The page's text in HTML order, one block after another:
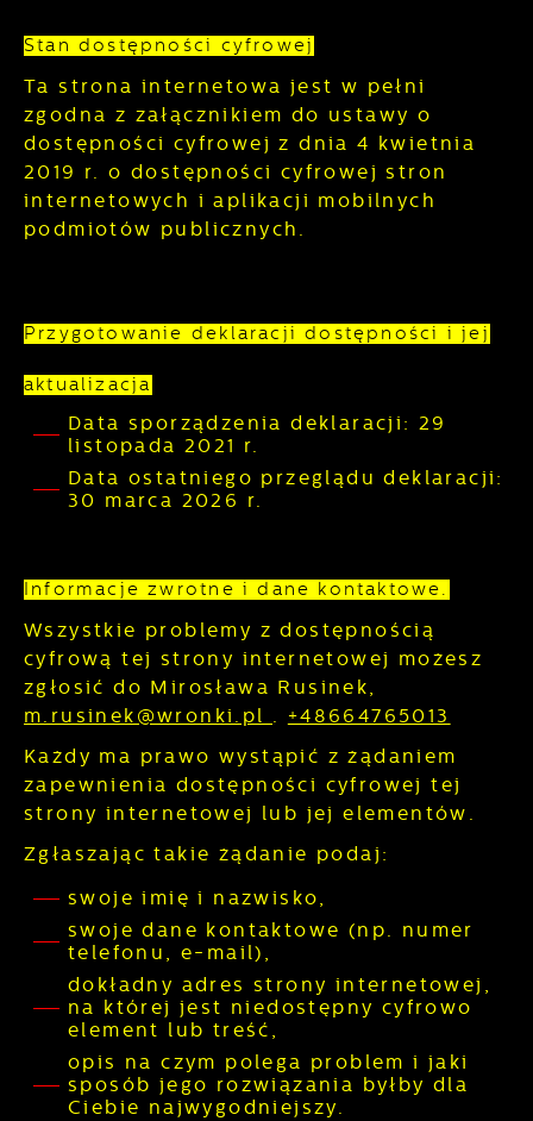
Stan dostępności cyfrowej
Ta strona internetowa jest w pełni
zgodna z załącznikiem do ustawy o
dostępności cyfrowej z dnia 4 kwietnia
2019 r. o dostępności cyfrowej stron
internetowych i aplikacji mobilnych
podmiotów publicznych.
Przygotowanie deklaracji dostępności i jej
aktualizacja
Data sporządzenia deklaracji: 29
listopada 2021 r.
Data ostatniego przeglądu deklaracji:
30 marca 2026 r.
Informacje zwrotne i dane kontaktowe.
Wszystkie problemy z dostępnością
cyfrową tej strony internetowej możesz
zgłosić do Mirosława Rusinek,
m.rusinek@wronki.pl . +48664765013
Każdy ma prawo wystąpić z żądaniem
zapewnienia dostępności cyfrowej tej
strony internetowej lub jej elementów.
Zgłaszając takie żądanie podaj:
swoje imię i nazwisko,
swoje dane kontaktowe (np. numer
telefonu, e-mail),
dokładny adres strony internetowej,
na której jest niedostępny cyfrowo
element lub treść,
opis na czym polega problem i jaki
sposób jego rozwiązania byłby dla
Ciebie najwygodniejszy.
zanonimizowanej. Wyrażenie zgody na
analityczne pliki cookies gwarantuje
dostępność wszystkich funkcjonalności.
aktualności na stronach naszych partnerów.
prezentowania Ci naszych komunikatów na
podstawie analizy Twoich upodobań oraz
Twoich zwyczajów dotyczących przeglądanej
witryny internetowej. Treści promocyjne mogą
pojawić się na stronach podmiotów trzecich
lub firm będących naszymi partnerami oraz
innych dostawców usług. Firmy te działają w
Więcej